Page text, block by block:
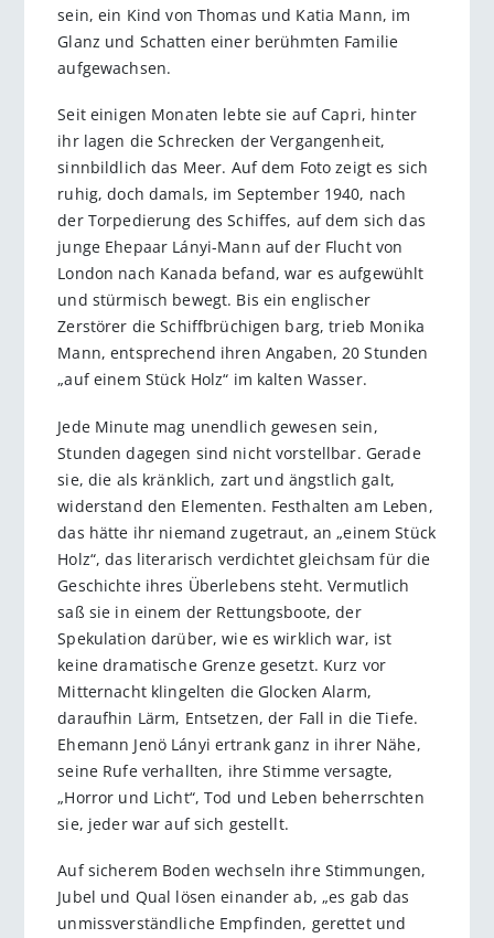
sein, ein Kind von Thomas und Katia Mann, im
Glanz und Schatten einer berühmten Familie
aufgewachsen.
Seit einigen Monaten lebte sie auf Capri, hinter
ihr lagen die Schrecken der Vergangenheit,
sinnbildlich das Meer. Auf dem Foto zeigt es sich
ruhig, doch damals, im September 1940, nach
der Torpedierung des Schiffes, auf dem sich das
junge Ehepaar Lányi-Mann auf der Flucht von
London nach Kanada befand, war es aufgewühlt
und stürmisch bewegt. Bis ein englischer
Zerstörer die Schiffbrüchigen barg, trieb Monika
Mann, entsprechend ihren Angaben, 20 Stunden
„auf einem Stück Holz“ im kalten Wasser.
Jede Minute mag unendlich gewesen sein,
Stunden dagegen sind nicht vorstellbar. Gerade
sie, die als kränklich, zart und ängstlich galt,
widerstand den Elementen. Festhalten am Leben,
das hätte ihr niemand zugetraut, an „einem Stück
Holz“, das literarisch verdichtet gleichsam für die
Geschichte ihres Überlebens steht. Vermutlich
saß sie in einem der Rettungsboote, der
Spekulation darüber, wie es wirklich war, ist
keine dramatische Grenze gesetzt. Kurz vor
Mitternacht klingelten die Glocken Alarm,
daraufhin Lärm, Entsetzen, der Fall in die Tiefe.
Ehemann Jenö Lányi ertrank ganz in ihrer Nähe,
seine Rufe verhallten, ihre Stimme versagte,
„Horror und Licht“, Tod und Leben beherrschten
sie, jeder war auf sich gestellt.
Auf sicherem Boden wechseln ihre Stimmungen,
Jubel und Qual lösen einander ab, „es gab das
unmissverständliche Empfinden, gerettet und